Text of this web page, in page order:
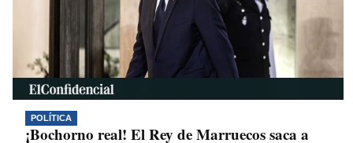
POLÍTICA
¡Bochorno real! El Rey de Marruecos saca a